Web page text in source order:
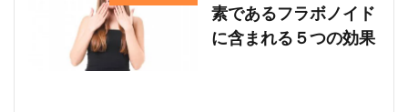
素であるフラボノイド
に含まれる５つの効果